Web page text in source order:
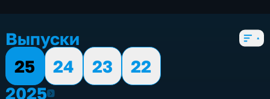
Выпуски
25
24 23
22
20252025